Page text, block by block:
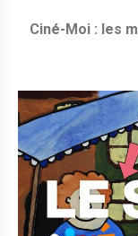
Ciné-Moi : les